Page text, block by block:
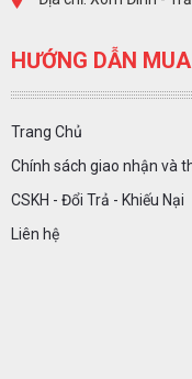
HƯỚNG DẪN
Trang Chủ
Chính sách giao nhận và
CSKH - Đổi Trả - Khiếu Nại
Liên hệ